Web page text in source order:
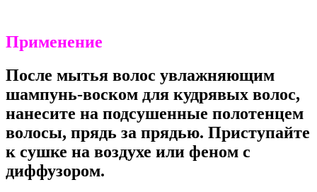
Применение
После мытья волос увлажняющим
шампунь-воском для кудрявых волос,
нанесите на подсушенные полотенцем
волосы, прядь за прядью. Приступайте
к сушке на воздухе или феном с
диффузором.